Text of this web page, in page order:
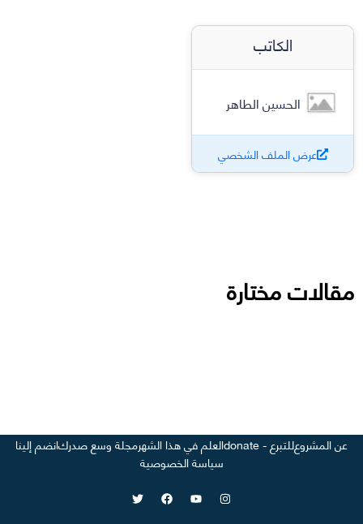
الكاتب
الحسين الطاهر
عرض الملف الشخصي
مقالات مختارة
عن المشروعللتبرع - donate العلم في هذا الشهرمجلة وسع صدركانضم إلينا
سياسة الخصوصية